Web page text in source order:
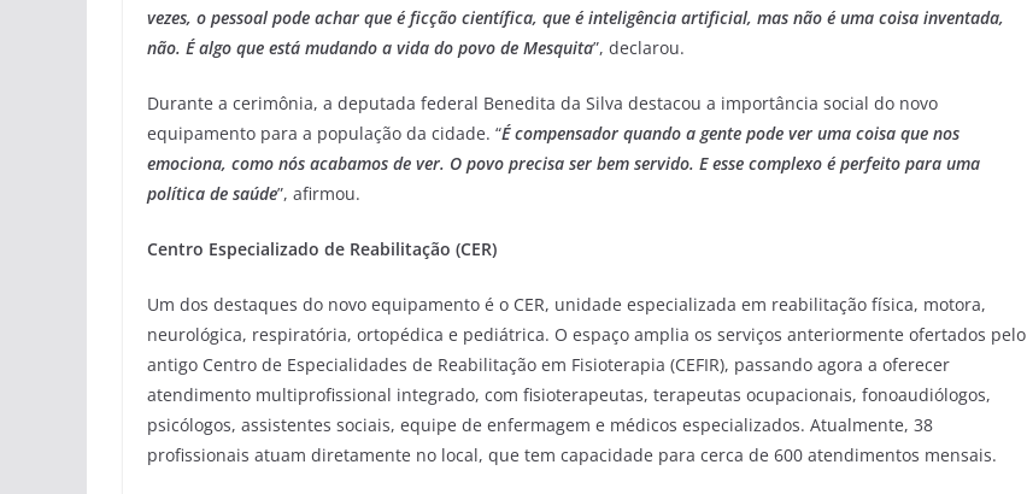
vezes, o pessoal pode achar que é ficção científica, que é inteligência artificial, mas não é uma coisa inventada,
não. É algo que está mudando a vida do povo de Mesquita”, declarou.
Durante a cerimônia, a deputada federal Benedita da Silva destacou a importância social do novo
equipamento para a população da cidade. “É compensador quando a gente pode ver uma coisa que nos
emociona, como nós acabamos de ver. O povo precisa ser bem servido. E esse complexo é perfeito para uma
política de saúde”, afirmou.
Centro Especializado de Reabilitação (CER)
Um dos destaques do novo equipamento é o CER, unidade especializada em reabilitação física, motora,
neurológica, respiratória, ortopédica e pediátrica. O espaço amplia os serviços anteriormente ofertados pelo
antigo Centro de Especialidades de Reabilitação em Fisioterapia (CEFIR), passando agora a oferecer
atendimento multiprofissional integrado, com fisioterapeutas, terapeutas ocupacionais, fonoaudiólogos,
psicólogos, assistentes sociais, equipe de enfermagem e médicos especializados. Atualmente, 38
profissionais atuam diretamente no local, que tem capacidade para cerca de 600 atendimentos mensais.